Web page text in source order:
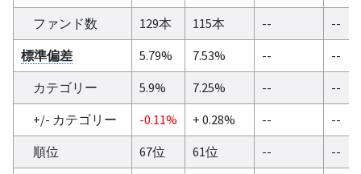
ファンド数
129本 115本 --
--
標準偏差
5.79% 7.53% --
--
カテゴリー
5.9% 7.25% --
--
+/- カテゴリー
-0.11% + 0.28% --
--
順位
67位 61位 --
--